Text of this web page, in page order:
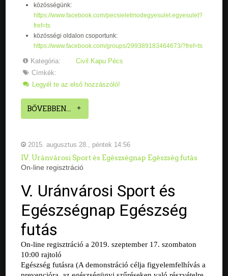
közösségünk:
https://www.facebook.com/pecsieletmodegyesulet.egyesulet?
fref=ts
közösségi oldalon csoportunk:
https://www.facebook.com/groups/299389183464673/?fref=ts
Kategória:
Civil Kapu Pécs
Címkék:
Legyél te az első hozzászóló!
BŐVEBBEN...
2015. augusztus 28., péntek 14:56
IV. Uránvárosi Sport és Egészségnap Egészség futás
On-line regisztráció